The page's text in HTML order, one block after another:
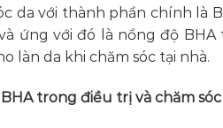
da với thành phần chính là
ứng với đó là nồng độ
làn da khi chăm sóc tại nhà.
trong điều trị và chăm sóc